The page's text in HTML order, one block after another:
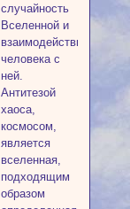
случайность
Вселенной и
взаимодействие
человека с
ней.
Антитезой
хаоса,
космосом,
является
вселенная,
подходящим
образом